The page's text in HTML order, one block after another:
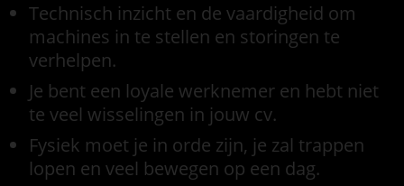
Technisch inzicht en de vaardigheid om
machines in te stellen en storingen te
verhelpen.
Je bent een loyale werknemer en hebt niet
te veel wisselingen in jouw cv.
Fysiek moet je in orde zijn, je zal trappen
lopen en veel bewegen op een dag.